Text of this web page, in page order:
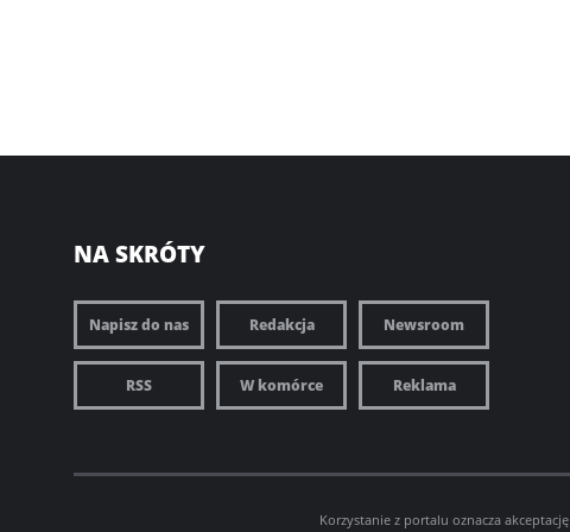
NA SKRÓTY
Napisz do nas Redakcja Newsroom
RSS W komórce Reklama
Korzystanie z portalu oznacza akceptację